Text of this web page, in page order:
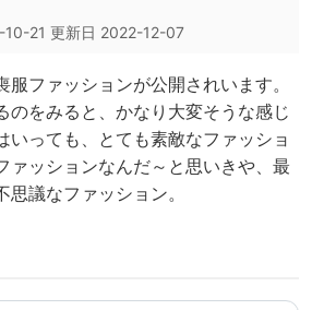
21 更新日 2022-12-07
服ファッションが公開されいます。
のをみると、かなり大変そうな感じ
いっても、とても素敵なファッショ
ァッションなんだ～と思いきや、最
議なファッション。